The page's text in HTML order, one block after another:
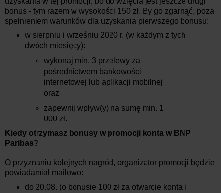
bonus - tym razem w wysokości 150 zł. By go zgarnąć, poza
spełnieniem warunków dla uzyskania pierwszego bonusu:
w sierpniu i wrześniu 2020 r. (w każdym z tych
dwóch miesięcy):
wykonaj min. 3 przelewy za
pośrednictwem bankowości
internetowej lub aplikacji mobilnej
oraz
zapewnij wpływ(y) na sumę min. 1
000 zł.
Kiedy otrzymasz bonusy w promocji konta w BNP
Paribas?
O przyznaniu kolejnych nagród, organizator promocji będzie
powiadamiał mailowo:
do 20.08. (o bonusie 100 zł za otwarcie konta i